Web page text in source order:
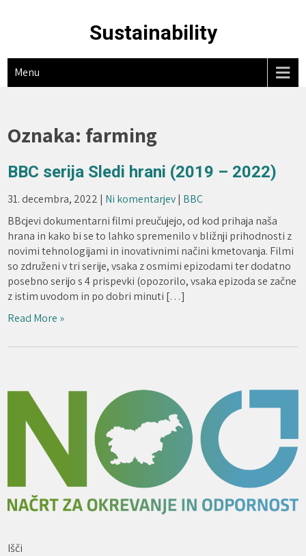
Sustainability
Menu
Oznaka: farming
BBC serija Sledi hrani (2019 – 2022)
31. decembra, 2022 | Ni komentarjev| BBC
BBcjevi dokumentarni filmi preučujejo, od kod prihaja naša
hrana in kako bi se to lahko spremenilo v bližnji prihodnosti z
novimi tehnologijami in inovativnimi načini kmetovanja. Filmi
so združeni v tri serije, vsaka z osmimi epizodami ter dodatno
posebno serijo s 4 prispevki (opozorilo, vsaka epizoda se začne
z istim uvodom in po dobri minuti […]
Read More »
Išči